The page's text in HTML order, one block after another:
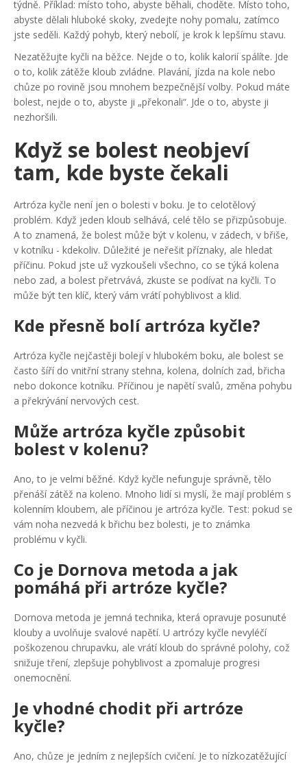
týdně. Příklad: místo toho, abyste běhali, choděte. Místo toho,
abyste dělali hluboké skoky, zvedejte nohy pomalu, zatímco
jste seděli. Každý pohyb, který nebolí, je krok k lepšímu stavu.
Nezatěžujte kyčli na běžce. Nejde o to, kolik kalorií spálíte. Jde
o to, kolik zátěže kloub zvládne. Plavání, jízda na kole nebo
chůze po rovině jsou mnohem bezpečnější volby. Pokud máte
bolest, nejde o to, abyste ji „překonali“. Jde o to, abyste ji
nezhoršili.
Když se bolest neobjeví
tam, kde byste čekali
Artróza kyčle není jen o bolesti v boku. Je to celotělový
problém. Když jeden kloub selhává, celé tělo se přizpůsobuje.
A to znamená, že bolest může být v kolenu, v zádech, v břiše,
v kotníku - kdekoliv. Důležité je neřešit příznaky, ale hledat
příčinu. Pokud jste už vyzkoušeli všechno, co se týká kolena
nebo zad, a bolest přetrvává, zkuste se podívat na kyčli. To
může být ten klíč, který vám vrátí pohyblivost a klid.
Kde přesně bolí artróza kyčle?
Artróza kyčle nejčastěji bolejí v hlubokém boku, ale bolest se
často šíří do vnitřní strany stehna, kolena, dolních zad, břicha
nebo dokonce kotníku. Příčinou je napětí svalů, změna pohybu
a překrývání nervových cest.
Může artróza kyčle způsobit
bolest v kolenu?
Ano, to je velmi běžné. Když kyčle nefunguje správně, tělo
přenáší zátěž na koleno. Mnoho lidí si myslí, že mají problém s
kolenním kloubem, ale příčinou je artróza kyčle. Test: pokud se
vám noha nezvedá k břichu bez bolesti, je to známka
problému v kyčli.
Co je Dornova metoda a jak
pomáhá při artróze kyčle?
Dornova metoda je jemná technika, která opravuje posunuté
klouby a uvolňuje svalové napětí. U artrózy kyčle nevyléčí
poškozenou chrupavku, ale vrátí kloub do správné polohy, což
snižuje tření, zlepšuje pohyblivost a zpomaluje progresi
onemocnění.
Je vhodné chodit při artróze
kyčle?
Ano, chůze je jedním z nejlepších cvičení. Je to nízkozatěžující